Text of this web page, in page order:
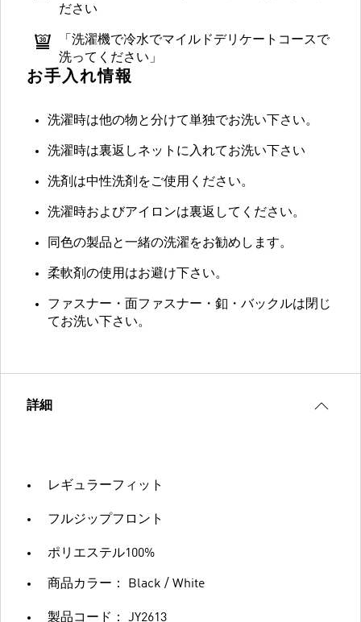
ださい
「洗濯機で冷水でマイルドデリケートコースで
洗ってください」
お手入れ情報
洗濯時は他の物と分けて単独でお洗い下さい。
洗濯時は裏返しネットに入れてお洗い下さい
洗剤は中性洗剤をご使用ください。
洗濯時およびアイロンは裏返してください。
同色の製品と一緒の洗濯をお勧めします。
柔軟剤の使用はお避け下さい。
ファスナー・面ファスナー・釦・バックルは閉じ
てお洗い下さい。
詳細
レギュラーフィット
フルジップフロント
ポリエステル100%
商品カラー： Black / White
製品コード： JY2613